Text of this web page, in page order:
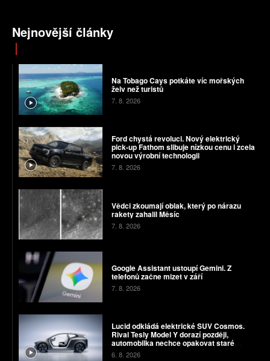
Nejnovější články
Na Tobago Cays potkáte víc mořských
želv než turistů
7. 8. 2026
Ford chystá revoluci. Nový elektrický
pick-up Fathom slibuje nízkou cenu i zcela
novou výrobní technologii
7. 8. 2026
Vědci zkoumají oblak, který po nárazu
rakety zahalil Měsíc
7. 8. 2026
Google Assistant ustoupí Gemini. Z
telefonů začne mizet v září
7. 8. 2026
Lucid odkládá elektrické SUV Cosmos.
Rival Tesly Model Y dorazí později,
automobilka nechce opakovat staré
chyby
6. 8. 2026